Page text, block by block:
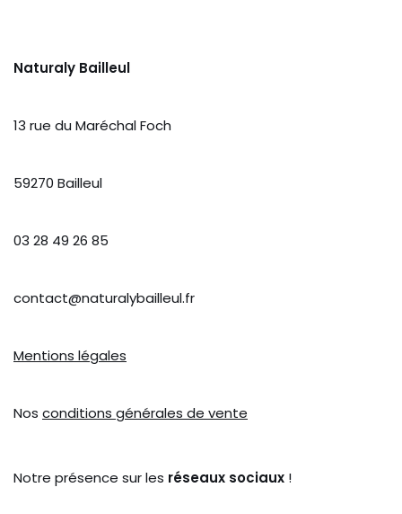
Naturaly Bailleul
13 rue du Maréchal Foch
59270 Bailleul
03 28 49 26 85
contact@naturalybailleul.fr
Mentions légales
Nos conditions générales de vente
Notre présence sur les réseaux sociaux !